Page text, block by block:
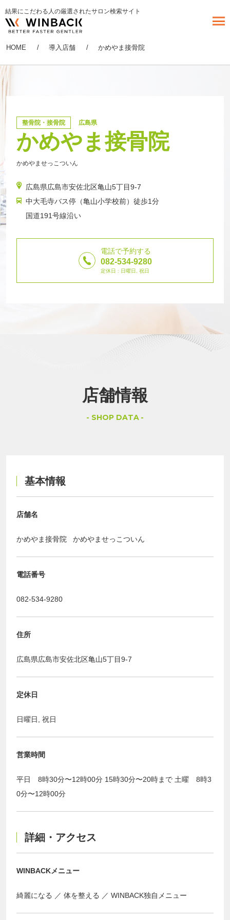
結果にこだわる人の厳選されたサロン検索サイト
HOME 導入店舗 かめやま接骨院
整骨院・接骨院 広島県
かめやま接骨院
かめやませっこついん
広島県広島市安佐北区亀山5丁目9-7
中大毛寺バス停（亀山小学校前）徒歩1分
国道191号線沿い
電話で予約する
082-534-9280
定休日 : 日曜日, 祝日
店舗情報
SHOP DATA
基本情報
店舗名
かめやま接骨院 かめやませっこついん
電話番号
082-534-9280
住所
広島県広島市安佐北区亀山5丁目9-7
定休日
日曜日, 祝日
営業時間
平日 8時30分〜12時00分 15時30分〜20時まで 土曜 8時3
0分〜12時00分
詳細・アクセス
WINBACKメニュー
綺麗になる 体を整える WINBACK独自メニュー